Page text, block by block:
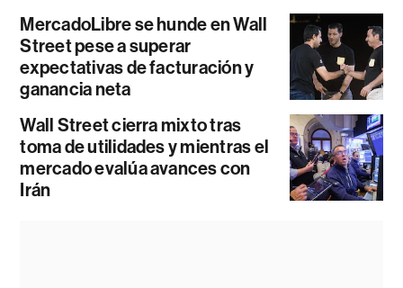
MercadoLibre se hunde en Wall
Street pese a superar
expectativas de facturación y
ganancia neta
Wall Street cierra mixto tras
toma de utilidades y mientras el
mercado evalúa avances con
Irán